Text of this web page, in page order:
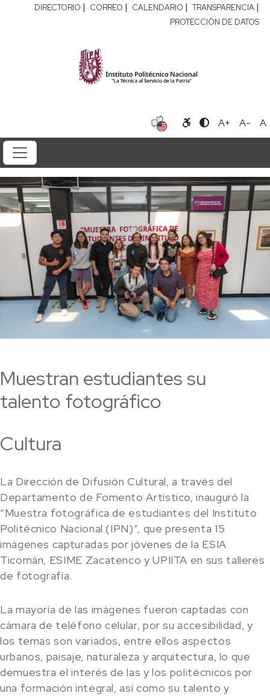
DIRECTORIO | CORREO | CALENDARIO | TRANSPARENCIA |
PROTECCIÓN DE DATOS
A+ A- A
Muestran estudiantes su
talento fotográfico
Cultura
La Dirección de Difusión Cultural, a través del
Departamento de Fomento Artístico, inauguró la
“Muestra fotográfica de estudiantes del Instituto
Politécnico Nacional (IPN)”, que presenta 15
imágenes capturadas por jóvenes de la ESIA
Ticomán, ESIME Zacatenco y UPIITA en sus talleres
de fotografía.
La mayoría de las imágenes fueron captadas con
cámara de teléfono celular, por su accesibilidad, y
los temas son variados, entre ellos aspectos
urbanos, paisaje, naturaleza y arquitectura, lo que
demuestra el interés de las y los politécnicos por
una formación integral, así como su talento y